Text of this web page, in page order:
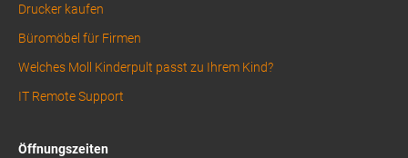
Drucker kaufen
Büromöbel für Firmen
Welches Moll Kinderpult passt zu Ihrem Kind?
IT Remote Support
Öffnungszeiten